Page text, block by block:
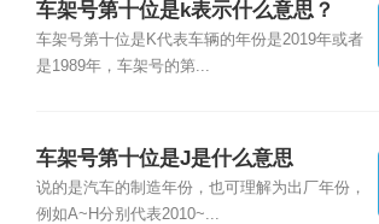
车架号第十位是k表示什么意思？
车架号第十位是K代表车辆的年份是2019年或者
是1989年，车架号的第...
车架号第十位是J是什么意思
说的是汽车的制造年份，也可理解为出厂年份，
例如A~H分别代表2010~...